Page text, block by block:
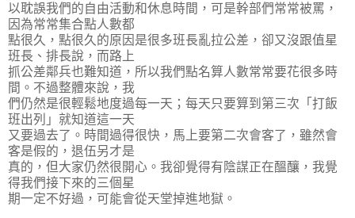
以耽誤我們的自由活動和休息時間，可是幹部們常常被罵，
因為常常集合點人數都
點很久，點很久的原因是很多班長亂拉公差，卻又沒跟值星
班長、排長說，而路上
抓公差鄰兵也難知道，所以我們點名算人數常常要花很多時
間。不過整體來說，我
們仍然是很輕鬆地度過每一天；每天只要算到第三次「打飯
班出列」就知道這一天
又要過去了。時間過得很快，馬上要第二次會客了，雖然會
客是假的，退伍另才是
真的，但大家仍然很開心。我卻覺得有陰謀正在醞釀，我覺
得我們接下來的三個星
期一定不好過，可能會從天堂掉進地獄。